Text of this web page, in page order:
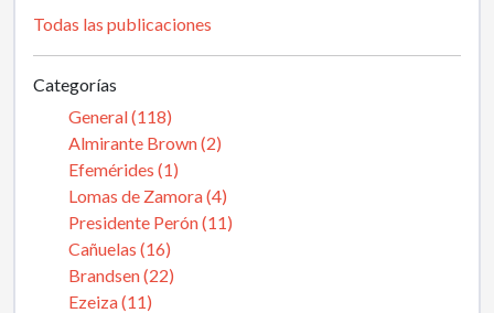
Todas las publicaciones
Categorías
General (118)
Almirante Brown (2)
Efemérides (1)
Lomas de Zamora (4)
Presidente Perón (11)
Cañuelas (16)
Brandsen (22)
Ezeiza (11)